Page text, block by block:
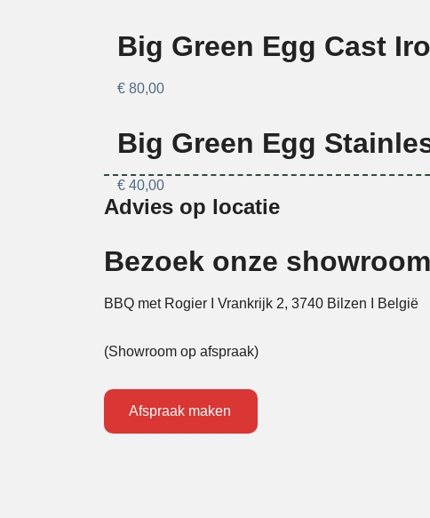
Big Green Egg Cast
€ 80,00
Big Green Egg
€ 40,00
Advies op locatie
Bezoek onze showroom
BBQ met Rogier I Vrankrijk 2, 3740 Bilzen I België
(Showroom op afspraak)
Afspraak maken